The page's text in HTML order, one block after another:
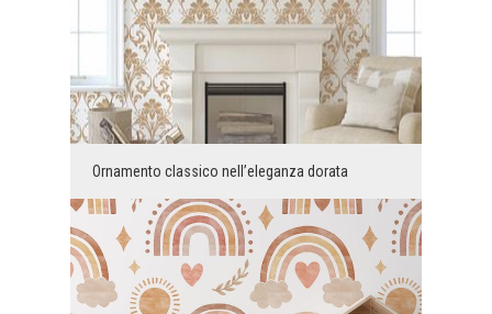
Ornamento classico nell’eleganza dorata